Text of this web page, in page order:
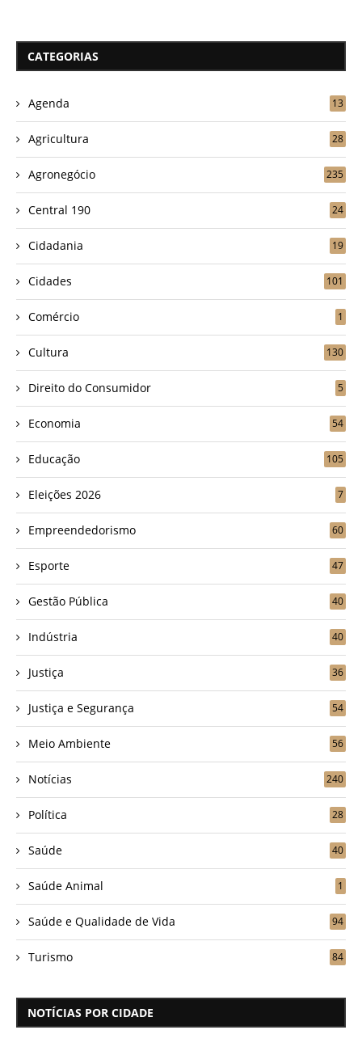
CATEGORIAS
Agenda 13
Agricultura 28
Agronegócio 235
Central 190 24
Cidadania 19
Cidades 101
Comércio 1
Cultura 130
Direito do Consumidor 5
Economia 54
Educação 105
Eleições 2026 7
Empreendedorismo 60
Esporte 47
Gestão Pública 40
Indústria 40
Justiça 36
Justiça e Segurança 54
Meio Ambiente 56
Notícias 240
Política 28
Saúde 40
Saúde Animal 1
Saúde e Qualidade de Vida 94
Turismo 84
NOTÍCIAS POR CIDADE